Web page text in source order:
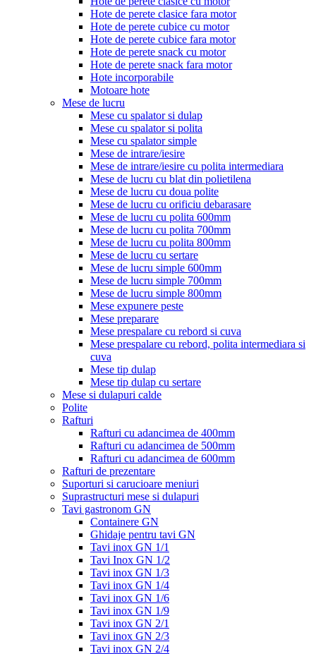
Hote de perete clasice fara motor
Hote de perete cubice cu motor
Hote de perete cubice fara motor
Hote de perete snack cu motor
Hote de perete snack fara motor
Hote incorporabile
Motoare hote
Mese de lucru
Mese cu spalator si dulap
Mese cu spalator si polita
Mese cu spalator simple
Mese de intrare/iesire
Mese de intrare/iesire cu polita intermediara
Mese de lucru cu blat din polietilena
Mese de lucru cu doua polite
Mese de lucru cu orificiu debarasare
Mese de lucru cu polita 600mm
Mese de lucru cu polita 700mm
Mese de lucru cu polita 800mm
Mese de lucru cu sertare
Mese de lucru simple 600mm
Mese de lucru simple 700mm
Mese de lucru simple 800mm
Mese expunere peste
Mese preparare
Mese prespalare cu rebord si cuva
Mese prespalare cu rebord, polita intermediara si
cuva
Mese tip dulap
Mese tip dulap cu sertare
Mese si dulapuri calde
Polite
Rafturi
Rafturi cu adancimea de 400mm
Rafturi cu adancimea de 500mm
Rafturi cu adancimea de 600mm
Rafturi de prezentare
Suporturi si carucioare meniuri
Suprastructuri mese si dulapuri
Tavi gastronom GN
Containere GN
Ghidaje pentru tavi GN
Tavi inox GN 1/1
Tavi Inox GN 1/2
Tavi inox GN 1/3
Tavi inox GN 1/4
Tavi inox GN 1/6
Tavi inox GN 1/9
Tavi inox GN 2/1
Tavi inox GN 2/3
Tavi inox GN 2/4